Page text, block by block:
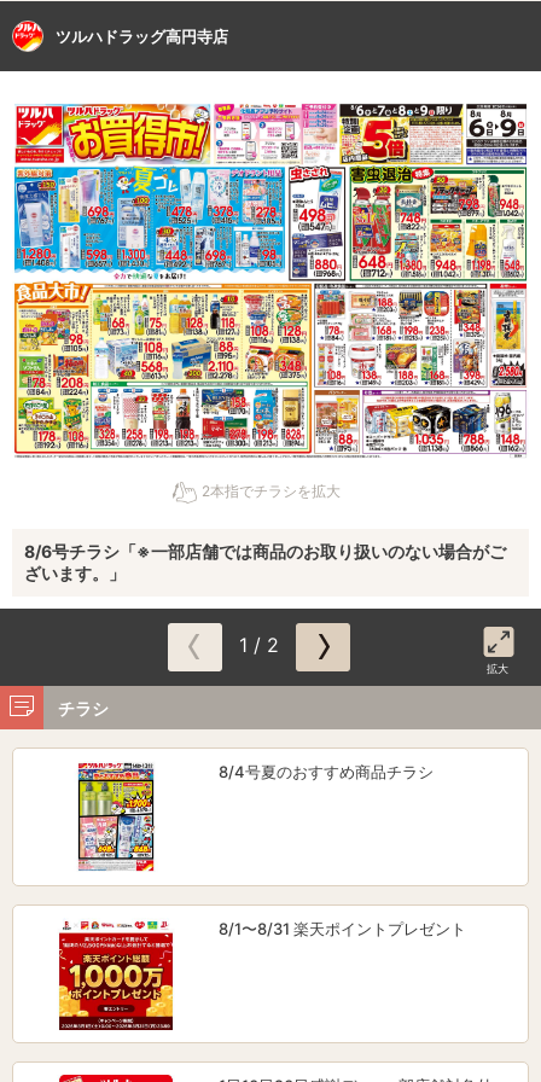
ツルハドラッグ高円寺店
2本指でチラシを拡大
8/6号チラシ「※一部店舗では商品のお取り扱いのない場合がご
ざいます。」
1 / 2
拡大
チラシ
8/4号夏のおすすめ商品チラシ
8/1〜8/31 楽天ポイントプレゼント